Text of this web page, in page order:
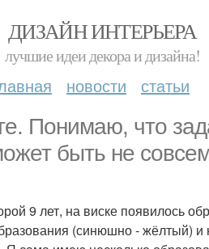
ДИЗАЙН ИНТЕРЬЕРА
лучшие идеи декора и дизайна!
новости статьи
Понимаю, что
быть не
9 лет, на виске появилось
(синюшно - жёлтый)